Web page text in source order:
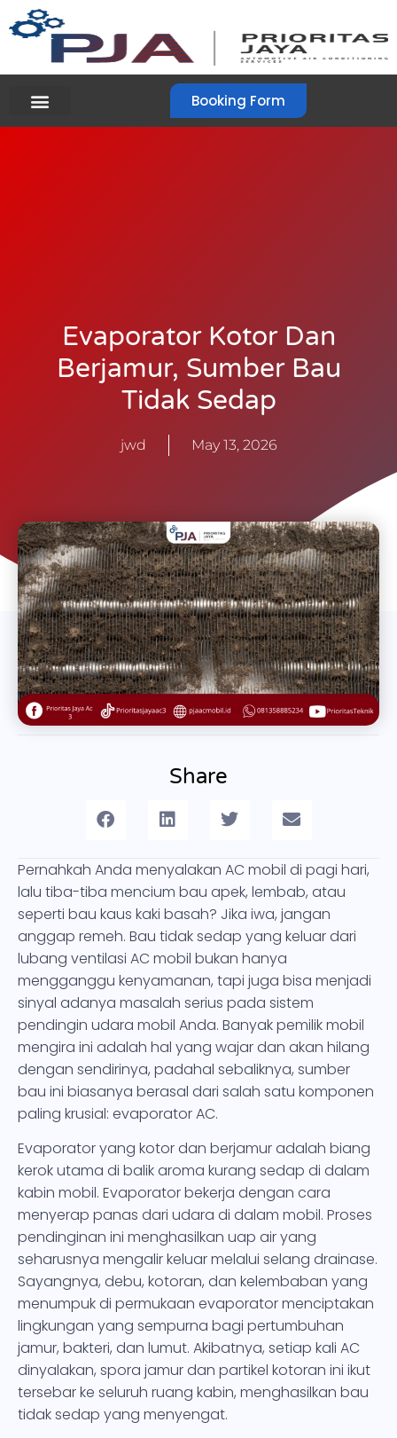
Booking Form
Evaporator Kotor Dan
Berjamur, Sumber Bau
Tidak Sedap
jwd May 13, 2026
Share
Pernahkah Anda menyalakan AC mobil di pagi hari,
lalu tiba-tiba mencium bau apek, lembab, atau
seperti bau kaus kaki basah? Jika iwa, jangan
anggap remeh. Bau tidak sedap yang keluar dari
lubang ventilasi AC mobil bukan hanya
mengganggu kenyamanan, tapi juga bisa menjadi
sinyal adanya masalah serius pada sistem
pendingin udara mobil Anda. Banyak pemilik mobil
mengira ini adalah hal yang wajar dan akan hilang
dengan sendirinya, padahal sebaliknya, sumber
bau ini biasanya berasal dari salah satu komponen
paling krusial: evaporator AC.
Evaporator yang kotor dan berjamur adalah biang
kerok utama di balik aroma kurang sedap di dalam
kabin mobil. Evaporator bekerja dengan cara
menyerap panas dari udara di dalam mobil. Proses
pendinginan ini menghasilkan uap air yang
seharusnya mengalir keluar melalui selang drainase.
Sayangnya, debu, kotoran, dan kelembaban yang
menumpuk di permukaan evaporator menciptakan
lingkungan yang sempurna bagi pertumbuhan
jamur, bakteri, dan lumut. Akibatnya, setiap kali AC
dinyalakan, spora jamur dan partikel kotoran ini ikut
tersebar ke seluruh ruang kabin, menghasilkan bau
tidak sedap yang menyengat.